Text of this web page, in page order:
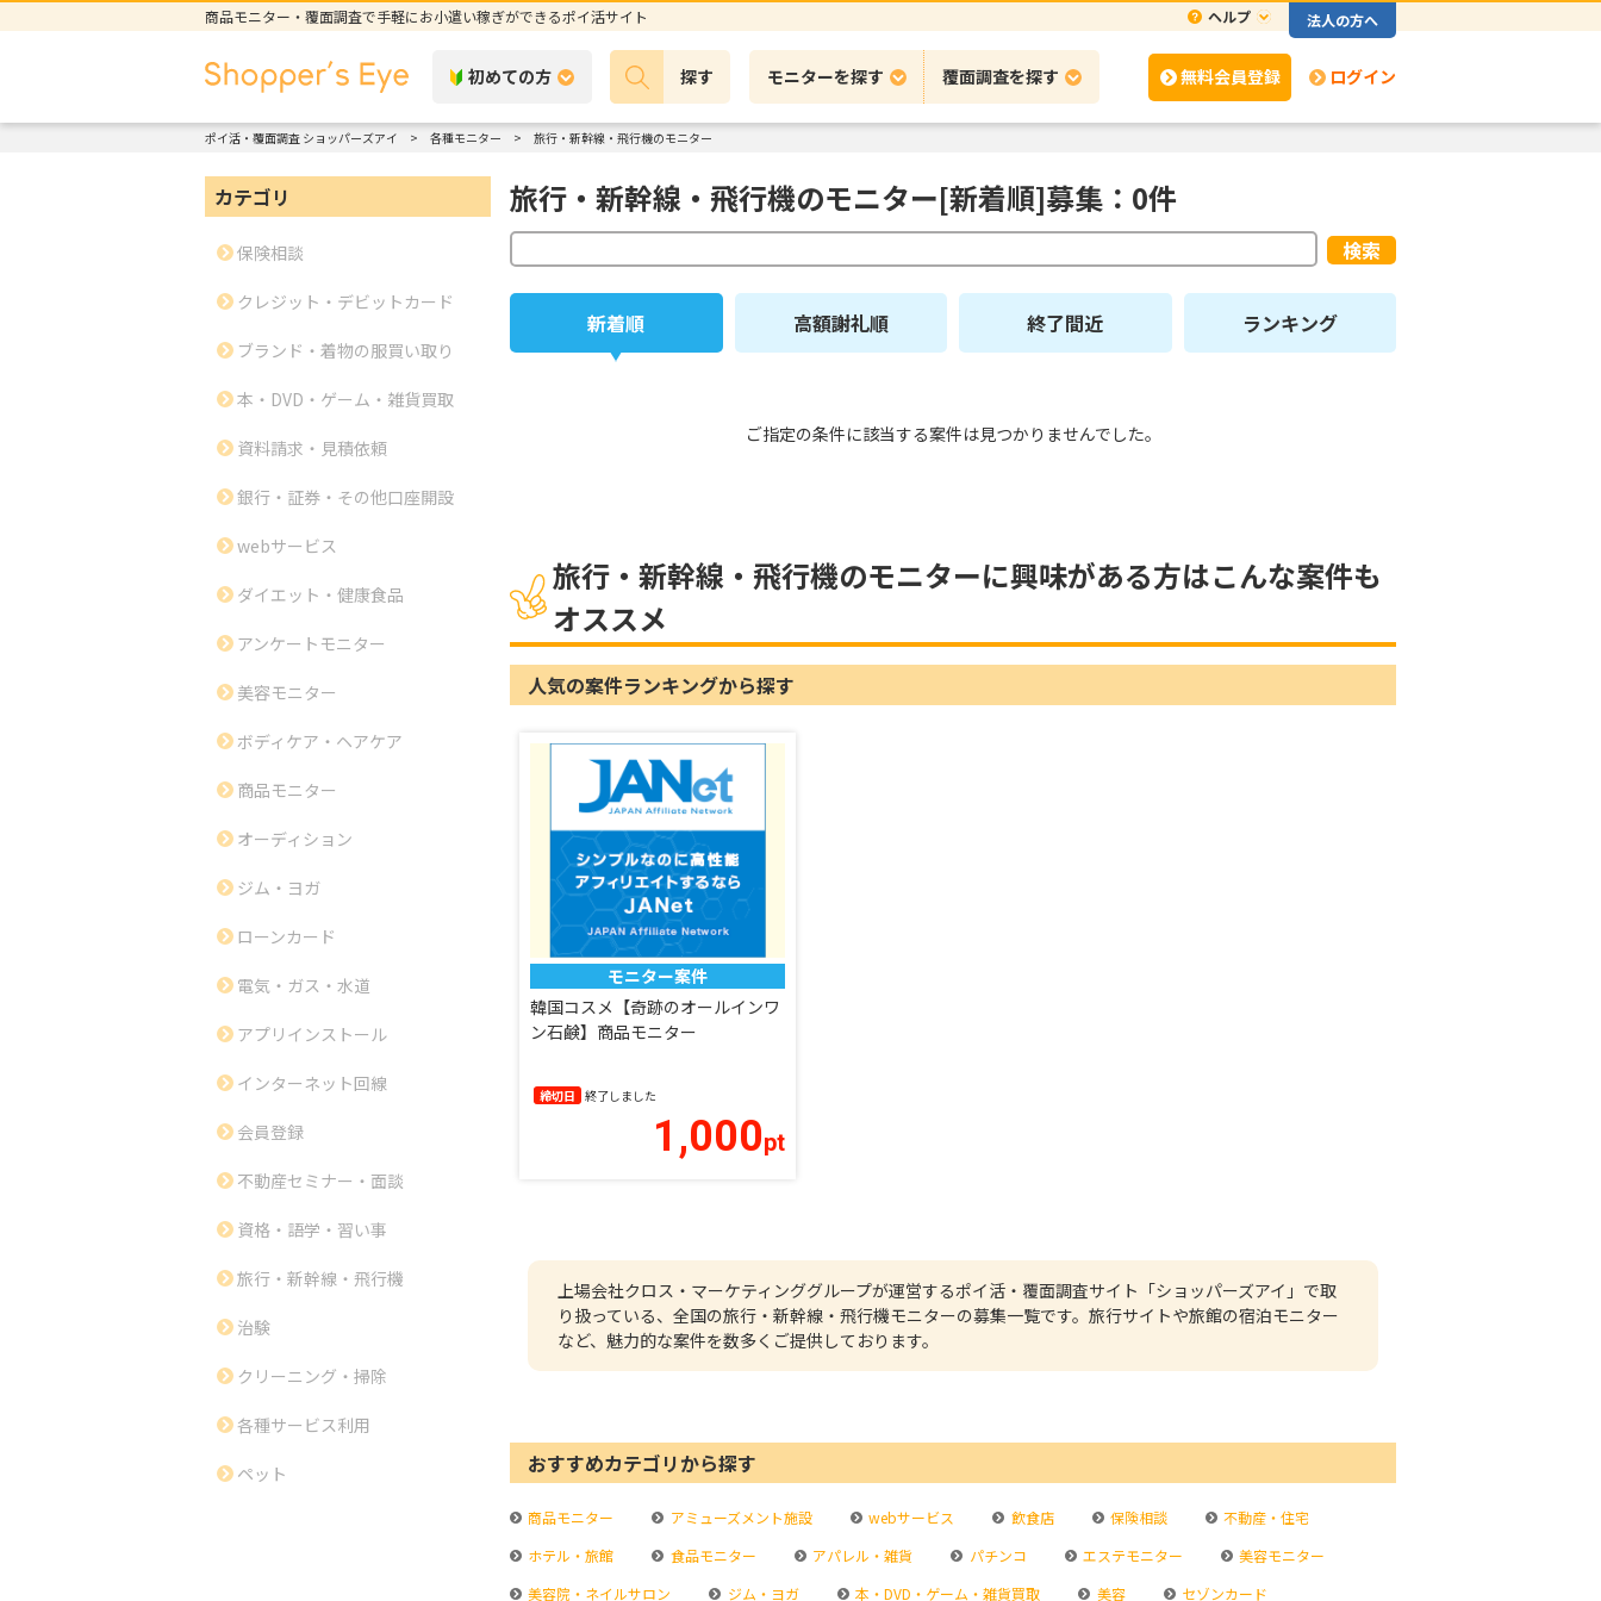
商品モニター・覆面調査で手軽にお小遣い稼ぎができるポイ活サイト ヘルプ 法人の方へ
初めての方 探す モニターを探す 覆面調査を探す 無料会員登録 ログイン
ポイ活・覆面調査 ショッパーズアイ 各種モニター 旅行・新幹線・飛行機のモニター
カテゴリ
保険相談
クレジット・デビットカード
ブランド・着物の服買い取り
本・DVD・ゲーム・雑貨買取
資料請求・見積依頼
銀行・証券・その他口座開設
webサービス
ダイエット・健康食品
アンケートモニター
美容モニター
ボディケア・ヘアケア
商品モニター
オーディション
ジム・ヨガ
ローンカード
電気・ガス・水道
アプリインストール
インターネット回線
会員登録
不動産セミナー・面談
資格・語学・習い事
旅行・新幹線・飛行機
治験
クリーニング・掃除
各種サービス利用
ペット
旅行・新幹線・飛行機のモニター[新着順]募集：0件
検索
新着順 高額謝礼順 終了間近 ランキング
ご指定の条件に該当する案件は見つかりませんでした。
旅行・新幹線・飛行機のモニターに興味がある方はこんな案件も
オススメ
人気の案件ランキングから探す
モニター案件
韓国コスメ【奇跡のオールインワ
ン石鹸】商品モニター
締切日 終了しました
1,000pt
上場会社クロス・マーケティンググループが運営するポイ活・覆面調査サイト「ショッパーズアイ」で取
り扱っている、全国の旅行・新幹線・飛行機モニターの募集一覧です。旅行サイトや旅館の宿泊モニター
など、魅力的な案件を数多くご提供しております。
おすすめカテゴリから探す
商品モニター アミューズメント施設 webサービス 飲食店 保険相談
不動産・住宅
ホテル・旅館
食品モニター アパレル・雑貨 パチンコ エステモニター
美容モニター
美容院・ネイルサロン
ジム・ヨガ 本・DVD・ゲーム・雑貨買取 美容 セゾンカード